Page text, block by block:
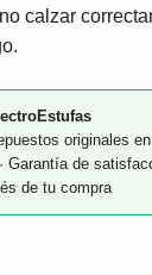
calzar
originales
Garantía de
de tu compra